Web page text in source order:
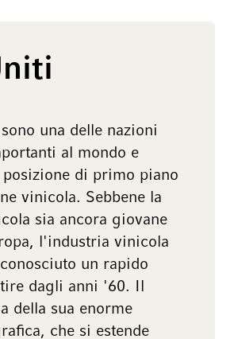
una delle nazioni
al mondo e
posizione di primo piano
vinicola. Sebbene la
sia ancora giovane
l'industria vinicola
un rapido
dagli anni '60. Il
della sua enorme
che si estende